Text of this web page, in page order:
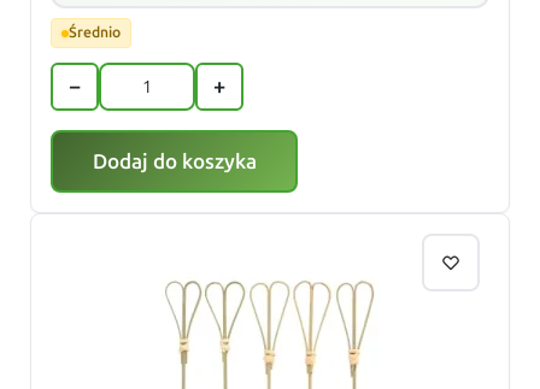
Średnio
− +
Dodaj do koszyka